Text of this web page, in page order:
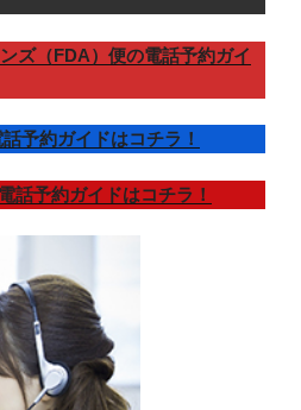
ズ（FDA）便の電話予約ガイ
予約ガイドはコチラ！
予約ガイドはコチラ！